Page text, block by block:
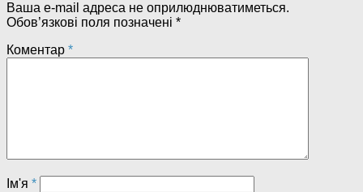
Ваша e-mail адреса не оприлюднюватиметься.
Обов’язкові поля позначені *
Коментар *
Ім'я *